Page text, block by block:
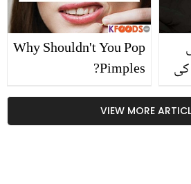
Why Shouldn't You Pop
Pimples?
کی
آپ
VIEW MORE